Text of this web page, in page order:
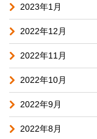
2023年1月
2022年12月
2022年11月
2022年10月
2022年9月
2022年8月